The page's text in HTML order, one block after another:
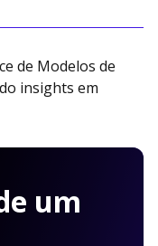
de Modelos de
insights em
um